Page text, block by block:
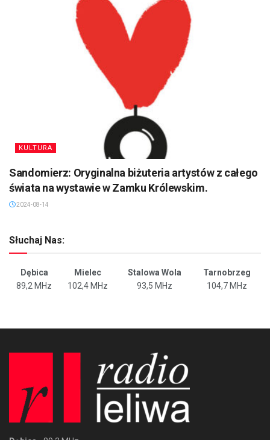
KULTURA
Sandomierz: Oryginalna biżuteria artystów z całego
świata na wystawie w Zamku Królewskim.
2024-08-14
Słuchaj Nas:
Dębica Mielec Stalowa Wola
Tarnobrzeg
89,2 MHz
102,4 MHz 93,5 MHz 104,7 MHz